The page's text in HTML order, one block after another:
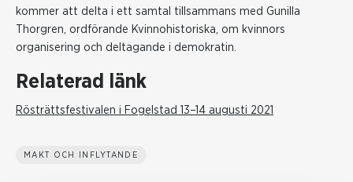
kommer att delta i ett samtal tillsammans med Gunilla
Thorgren, ordförande Kvinnohistoriska, om kvinnors
organisering och deltagande i demokratin.
Relaterad länk
Rösträttsfestivalen i Fogelstad 13–14 augusti 2021
MAKT OCH INFLYTANDE